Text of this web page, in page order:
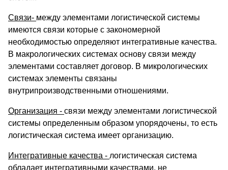
Связи- между элементами логистической системы
имеются связи которые с закономерной
необходимостью определяют интегративные качества.
В макрологических системах основу связи между
элементами составляет договор. В микрологических
системах элементы связаны
внутрипроизводственными отношениями.
Организация - связи между элементами логистической
системы определенным образом упорядочены, то есть
логистическая система имеет организацию.
Интегративные качества - логистическая система
обладает интегративными качествами, не